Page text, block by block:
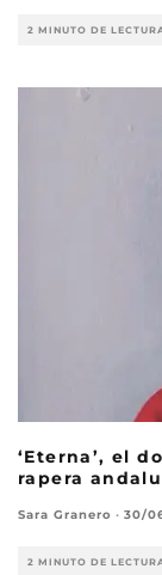
2 MINUTO DE
‘Eterna’, el
rapera
Sara Granero · 30/
2 MINUTO DE